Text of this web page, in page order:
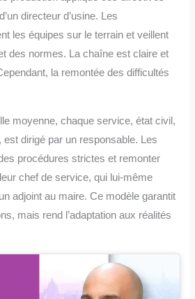
directeur d’usine. Les
les équipes sur le terrain et veillent
des normes. La chaîne est claire et
la remontée des difficultés
moyenne, chaque service, état civil,
dirigé par un responsable. Les
procédures strictes et remonter
chef de service, qui lui-même
adjoint au maire. Ce modèle garantit
mais rend l’adaptation aux réalités